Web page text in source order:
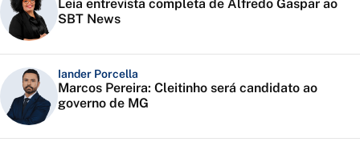
Leia entrevista completa de Alfredo Gaspar ao
SBT News
Iander Porcella
Marcos Pereira: Cleitinho será candidato ao
governo de MG